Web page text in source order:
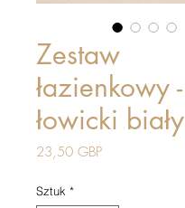
Zestaw
łazienkowy -
łowicki biały
23,50 GBPCena
Sztuk *